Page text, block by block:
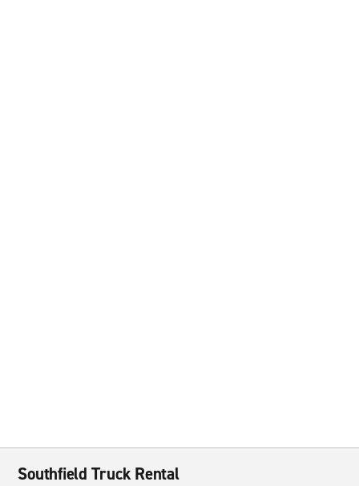
Southfield Truck Rental